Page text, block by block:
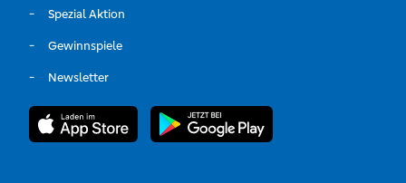
Spezial Aktion
Gewinnspiele
Newsletter